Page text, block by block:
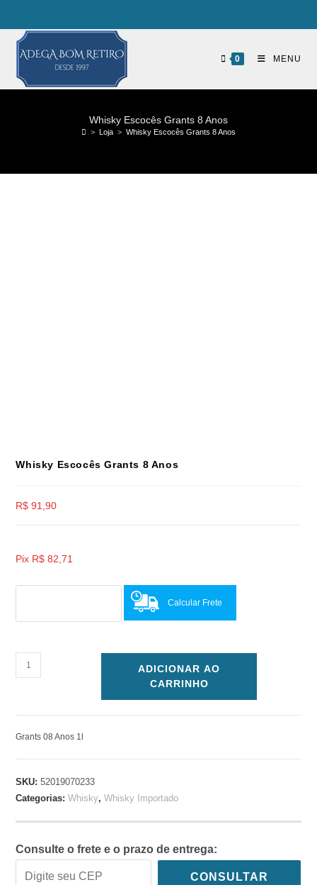
0 MENU
Whisky Escocês Grants 8 Anos
> Loja > Whisky Escocês Grants 8 Anos
Whisky Escocês Grants 8 Anos
R$ 91,90
Pix R$ 82,71
Calcular Frete
ADICIONAR AO
CARRINHO
Grants 08 Anos 1l
SKU:52019070233
Categorias:Whisky,Whisky Importado
Consulte o frete e o prazo de entrega:
CONSULTAR